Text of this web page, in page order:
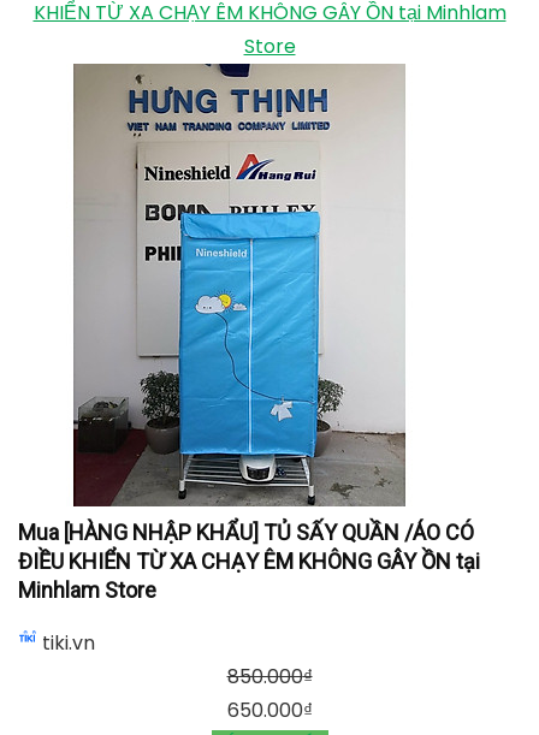
nên máy có độ bền cao. Thiết kế của tủ vuông nên
chứa được nhiều quần áo hơn so với tủ tròn, khối
lượng sấy đạt 15kg/lần. Quần áo cũng được khử
trùng một cách tối đa nên bạn yên tâm sử dụng.
Máy sấy quần áo Kangaroo KG332 1000W
Máy sấy quần áo Kangaroo KG332 1000W